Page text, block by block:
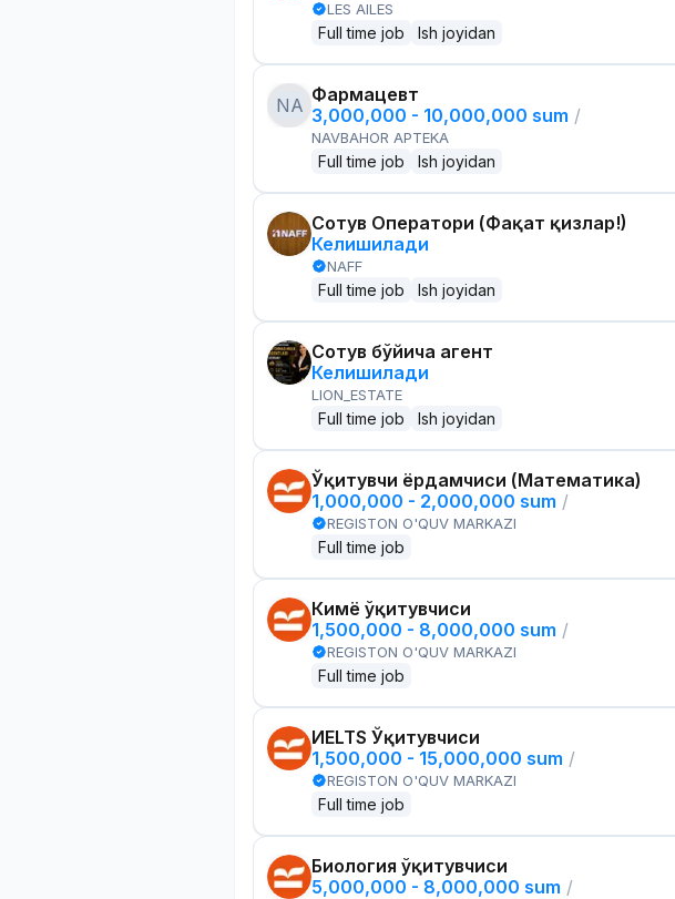
LES AILES
Full time job Ish joyidan
NA Фармацевт
3,000,000 - 10,000,000 sum /
NAVBAHOR APTEKA
Full time job Ish joyidan
Сотув Оператори (Фақат қизлар!)
Келишилади
NAFF
Full time job Ish joyidan
Сотув бўйича агент
Келишилади
LION_ESTATE
Full time job Ish joyidan
Ўқитувчи ёрдамчиси (Математика)
1,000,000 - 2,000,000 sum /
REGISTON O'QUV MARKAZI
Full time job
Кимё ўқитувчиси
1,500,000 - 8,000,000 sum /
REGISTON O'QUV MARKAZI
Full time job
ИELTS Ўқитувчиси
1,500,000 - 15,000,000 sum /
REGISTON O'QUV MARKAZI
Full time job
Биология ўқитувчиси
5,000,000 - 8,000,000 sum /